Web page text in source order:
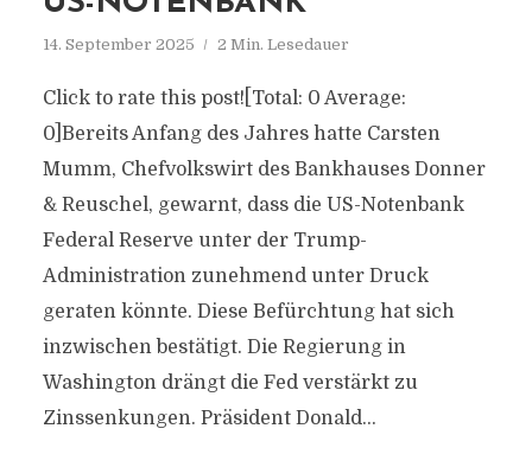
14. September 2025 2 Min. Lesedauer
Click to rate this post![Total: 0 Average:
0]Bereits Anfang des Jahres hatte Carsten
Mumm, Chefvolkswirt des Bankhauses Donner
& Reuschel, gewarnt, dass die US-Notenbank
Federal Reserve unter der Trump-
Administration zunehmend unter Druck
geraten könnte. Diese Befürchtung hat sich
inzwischen bestätigt. Die Regierung in
Washington drängt die Fed verstärkt zu
Zinssenkungen. Präsident Donald...